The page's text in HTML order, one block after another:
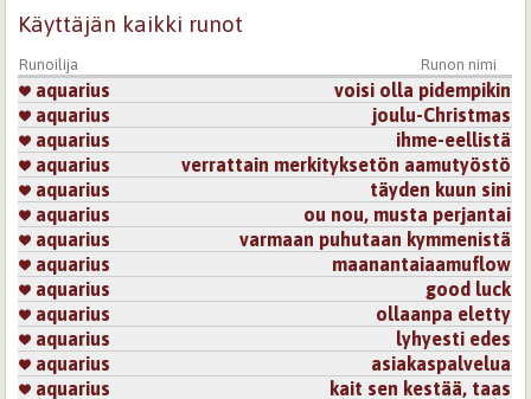
Kirjaudutai rekisteröidy kommentoidaksesi
Sivut
Käyttäjän kaikki runot
Runoilija Runon nimi
aquarius
voisi olla pidempikin
aquarius
joulu-Christmas
aquarius
ihme-eellistä
aquarius
verrattain merkityksetön aamutyöstö
aquarius
täyden kuun sini
aquarius
ou nou, musta perjantai
aquarius
varmaan puhutaan kymmenistä
aquarius
maanantaiaamuflow
aquarius
good luck
aquarius
ollaanpa eletty
aquarius
lyhyesti edes
aquarius
asiakaspalvelua
aquarius
kait sen kestää, taas